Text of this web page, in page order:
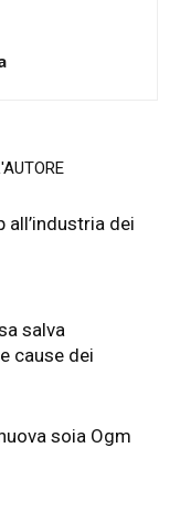
dei
salva
cause dei
soia Ogm